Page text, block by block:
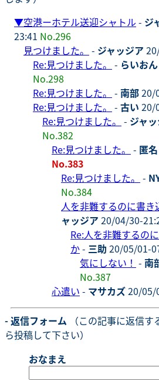
▼空港ーホテル送迎シャトル - ジ
23:41 No.296
見つけました。 - ジャッジア
Re:見つけました。 - らいおん
No.298
Re:見つけました。 - 南部20/
Re:見つけました。 - 古い 20/
Re:見つけました。 - ジャ
No.382
Re:見つけました。 - 匿名
No.383
Re:見つけました。 -
No.384
人を非難するのに書
ャッジア 20/04/30-
Re:人を非難するの
か- 三助 20/05/01-
気にしない！ - 南
No.387
心遣い - マサカズ20/05/
- 返信フォーム （この記事に返信
ら投稿して下さい）
おなまえ